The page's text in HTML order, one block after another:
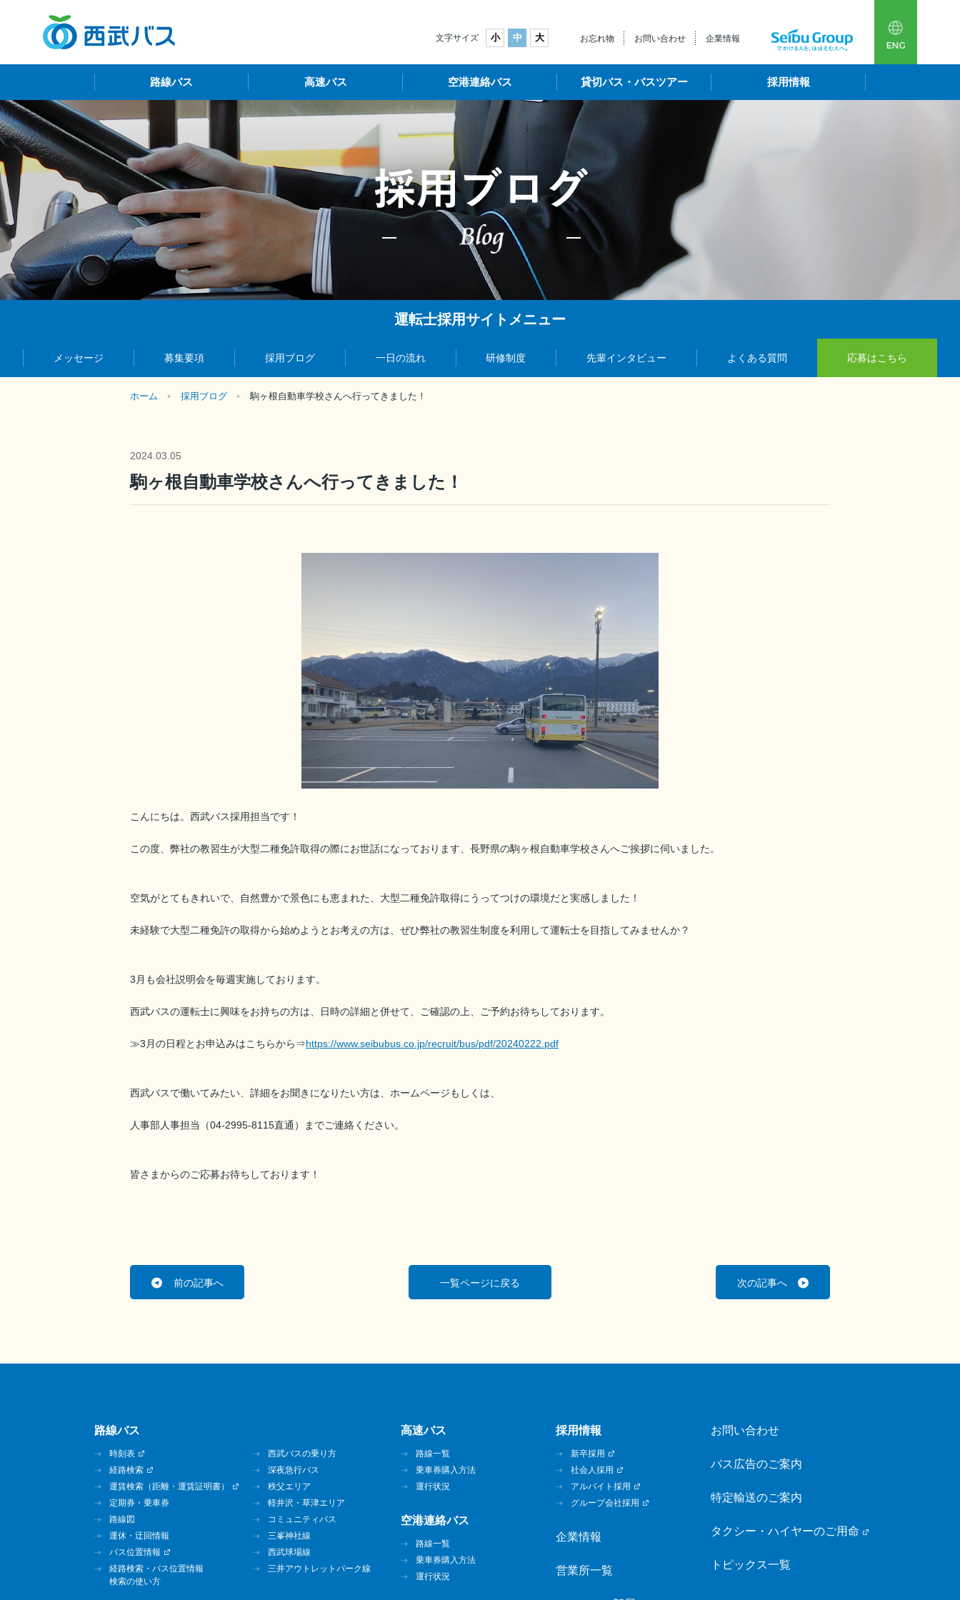
文字サイズ 小 中 大 お忘れ物 お問い合わせ 企業情報
路線バス 高速バス 空港連絡バス 貸切バス・バスツアー 採用情報
運転士採用サイトメニュー
メッセージ 募集要項 採用ブログ 一日の流れ 研修制度 先輩インタビュー よくある質問 応募はこちら
ホーム 採用ブログ 駒ヶ根自動車学校さんへ行ってきました！
2024.03.05
駒ヶ根自動車学校さんへ行ってきました！
こんにちは。西武バス採用担当です！
この度、弊社の教習生が大型二種免許取得の際にお世話になっております、長野県の駒ヶ根自動車学校さんへご挨拶に伺いました。
空気がとてもきれいで、自然豊かで景色にも恵まれた、大型二種免許取得にうってつけの環境だと実感しました！
未経験で大型二種免許の取得から始めようとお考えの方は、ぜひ弊社の教習生制度を利用して運転士を目指してみませんか？
3月も会社説明会を毎週実施しております。
西武バスの運転士に興味をお持ちの方は、日時の詳細と併せて、ご確認の上、ご予約お待ちしております。
≫3月の日程とお申込みはこちらから⇒https://www.seibubus.co.jp/recruit/bus/pdf/20240222.pdf
西武バスで働いてみたい、詳細をお聞きになりたい方は、ホームページもしくは、
人事部人事担当（04-2995-8115直通）までご連絡ください。
皆さまからのご応募お待ちしております！
一覧ページに戻る
前の記事へ 次の記事へ
路線バス
時刻表
経路検索
運賃検索（距離・運賃証明書）
定期券・乗車券
路線図
運休・迂回情報
バス位置情報
経路検索・バス位置情報
検索の使い方
西武バスの乗り方
深夜急行バス
秩父エリア
軽井沢・草津エリア
コミュニティバス
三峯神社線
西武球場線
三井アウトレットパーク線
高速バス
路線一覧
乗車券購入方法
運行状況
空港連絡バス
路線一覧
乗車券購入方法
運行状況
採用情報
新卒採用
社会人採用
アルバイト採用
グループ会社採用
企業情報
営業所一覧
お問い合わせ
バス広告のご案内
特定輸送のご案内
タクシー・ハイヤーのご用命
トピックス一覧